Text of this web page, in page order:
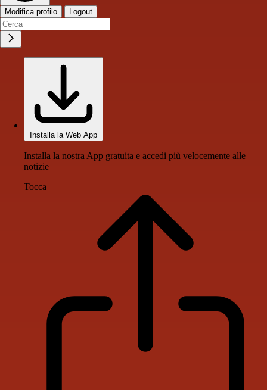
Modifica profilo Logout
Installa la Web App
Installa la nostra App gratuita e accedi più velocemente alle
notizie
Tocca